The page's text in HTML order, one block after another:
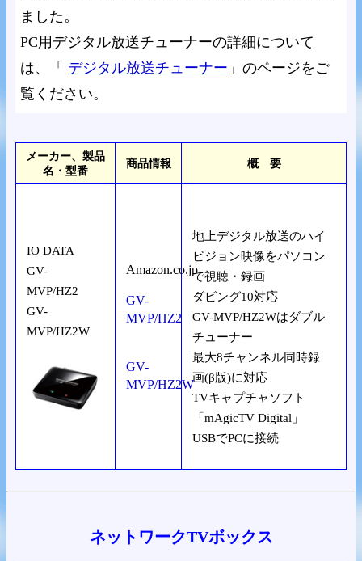
ました。
PC用デジタル放送チューナーの詳細について
は、「 デジタル放送チューナー 」のページをご
覧ください。
メーカー、製品
名・型番
商品情報 概 要
IO DATA
GV-
MVP/HZ2
GV-
MVP/HZ2W
Amazon.co.jp
GV-
MVP/HZ2
GV-
MVP/HZ2W
地上デジタル放送のハイ
ビジョン映像をパソコン
で視聴・録画
ダビング10対応
GV-MVP/HZ2Wはダブル
チューナー
最大8チャンネル同時録
画(β版)に対応
TVキャプチャソフト
「mAgicTV Digital」
USBでPCに接続
ネットワークTVボックス